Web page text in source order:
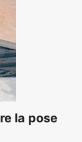
la pose